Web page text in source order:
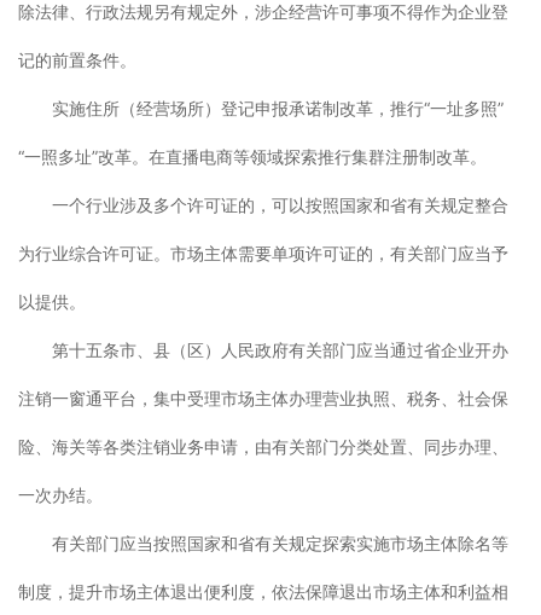
除法律、行政法规另有规定外，涉企经营许可事项不得作为企业登
记的前置条件。
实施住所（经营场所）登记申报承诺制改革，推行“一址多照”
“一照多址”改革。在直播电商等领域探索推行集群注册制改革。
一个行业涉及多个许可证的，可以按照国家和省有关规定整合
为行业综合许可证。市场主体需要单项许可证的，有关部门应当予
以提供。
第十五条市、县（区）人民政府有关部门应当通过省企业开办
注销一窗通平台，集中受理市场主体办理营业执照、税务、社会保
险、海关等各类注销业务申请，由有关部门分类处置、同步办理、
一次办结。
有关部门应当按照国家和省有关规定探索实施市场主体除名等
制度，提升市场主体退出便利度，依法保障退出市场主体和利益相